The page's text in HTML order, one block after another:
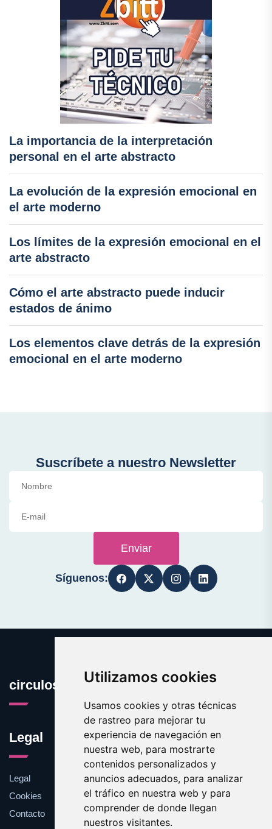
Utilizamos cookies
Usamos cookies y otras técnicas
de rastreo para mejorar tu
experiencia de navegación en
nuestra web, para mostrarte
contenidos personalizados y
anuncios adecuados, para analizar
el tráfico en nuestra web y para
comprender de donde llegan
nuestros visitantes.
La importancia de la interpretación
personal en el arte abstracto
La evolución de la expresión emocional en
el arte moderno
Los límites de la expresión emocional en el
arte abstracto
Cómo el arte abstracto puede inducir
estados de ánimo
Los elementos clave detrás de la expresión
emocional en el arte moderno
Suscríbete a nuestro Newsletter
Enviar
Síguenos:
circulos.es
Legal
Legal
Cookies
Contacto